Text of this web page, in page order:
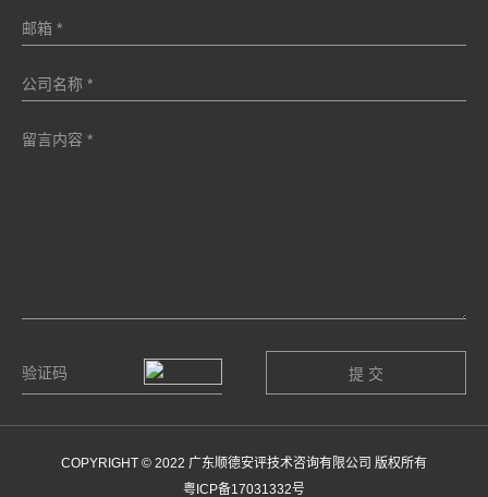
COPYRIGHT © 2022 广东顺德安评技术咨询有限公司 版权所有
粤ICP备17031332号